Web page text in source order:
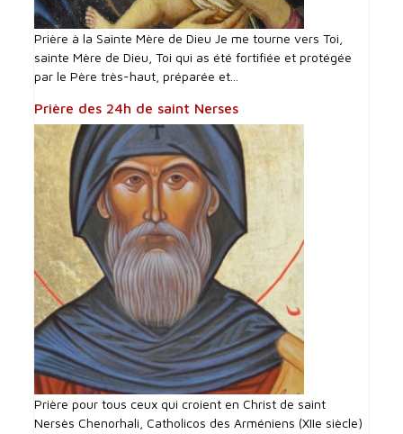
Prière à la Sainte Mère de Dieu Je me tourne vers Toi,
sainte Mère de Dieu, Toi qui as été fortifiée et protégée
par le Père très-haut, préparée et...
Prière des 24h de saint Nerses
Prière pour tous ceux qui croient en Christ de saint
Nersès Chenorhali, Catholicos des Arméniens (XIIe siècle)